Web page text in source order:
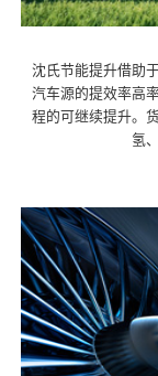
沈氏节能提升借助
汽车源的提效率高
程的可继续提升。
氢